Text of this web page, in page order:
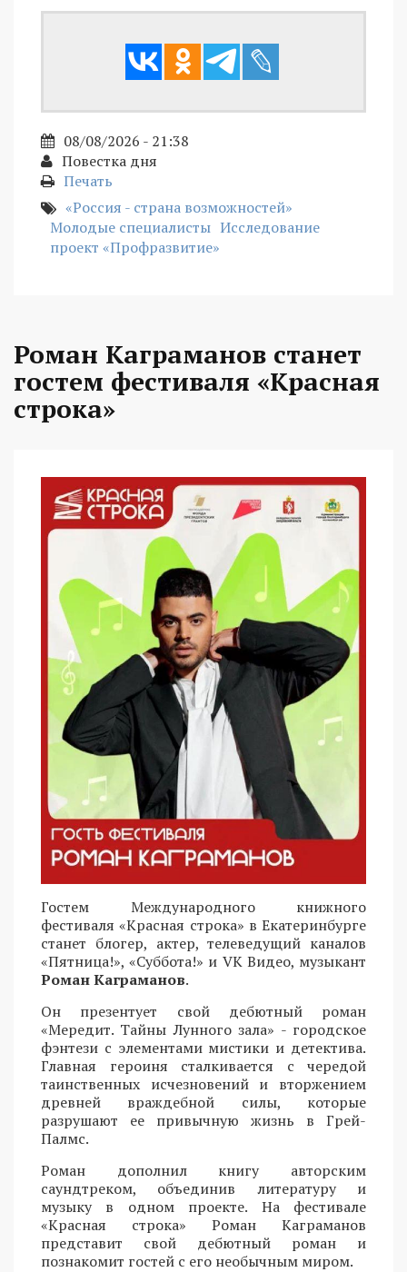
08/08/2026 - 21:38
Повестка дня
Печать
«Россия - страна возможностей»
Молодые специалисты Исследование
проект «Профразвитие»
Роман Каграманов станет
гостем фестиваля «Красная
строка»
Гостем Международного книжного
фестиваля «Красная строка» в Екатеринбурге
станет блогер, актер, телеведущий каналов
«Пятница!», «Суббота!» и VK Видео, музыкант
Роман Каграманов.
Он презентует свой дебютный роман
«Мередит. Тайны Лунного зала» - городское
фэнтези с элементами мистики и детектива.
Главная героиня сталкивается с чередой
таинственных исчезновений и вторжением
древней враждебной силы, которые
разрушают ее привычную жизнь в Грей-
Палмс.
Роман дополнил книгу авторским
саундтреком, объединив литературу и
музыку в одном проекте. На фестивале
«Красная строка» Роман Каграманов
представит свой дебютный роман и
познакомит гостей с его необычным миром.